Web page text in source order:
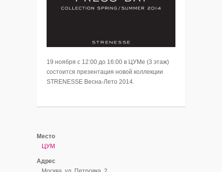
19 ноября с 12:00 до 16:00 в ЦУМе (3 этаж)
состоится презентация новой коллекции
STRENESSE Весна-Лето 2014.
Место
ЦУМ
Адрес